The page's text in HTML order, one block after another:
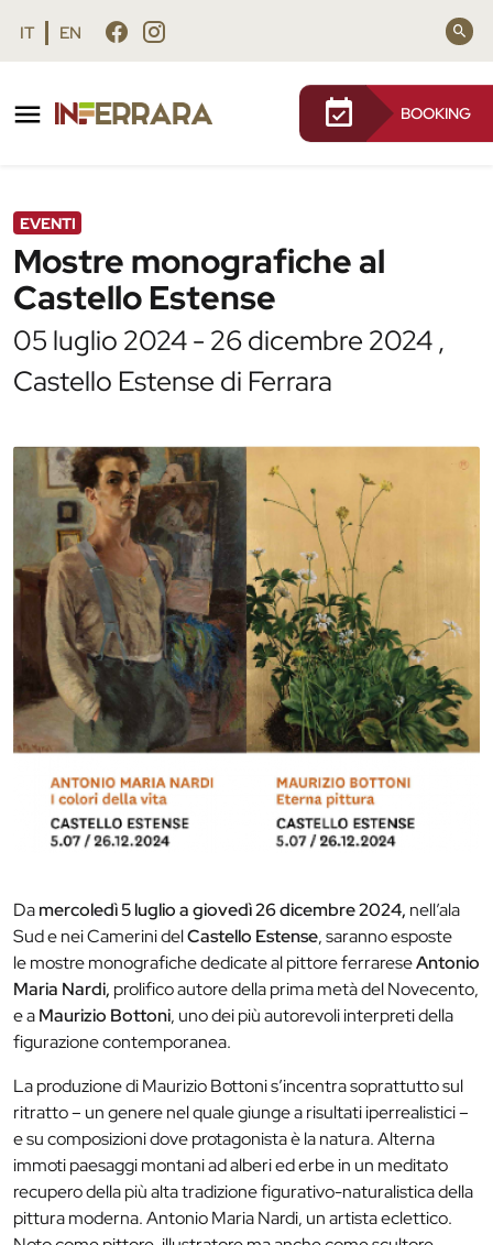
Vai al contenuto principale
Vai al footer
IT EN
BOOKING
Mostre monografiche al Castello Estense
EVENTI
Mostre monografiche al
Castello Estense
05 luglio 2024 - 26 dicembre 2024 ,
Castello Estense di Ferrara
Damercoledì 5 luglio a giovedì 26 dicembre 2024, nell’ala
Sud e nei Camerini delCastello Estense, saranno esposte
le mostre monografiche dedicate al pittore ferrareseAntonio
Maria Nardi, prolifico autore della prima metà del Novecento,
e aMaurizio Bottoni, uno dei più autorevoli interpreti della
figurazione contemporanea.
La produzione di Maurizio Bottoni s’incentra soprattutto sul
ritratto – un genere nel quale giunge a risultati iperrealistici –
e su composizioni dove protagonista è la natura. Alterna
immoti paesaggi montani ad alberi ed erbe in un meditato
recupero della più alta tradizione figurativo-naturalistica della
pittura moderna. Antonio Maria Nardi, un artista eclettico.